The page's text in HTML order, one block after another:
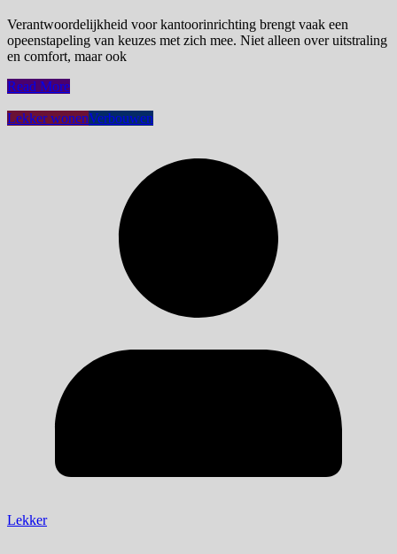
Verantwoordelijkheid voor kantoorinrichting brengt vaak een
opeenstapeling van keuzes met zich mee. Niet alleen over uitstraling
en comfort, maar ook
Read More
Lekker wonenVerbouwen
Lekker